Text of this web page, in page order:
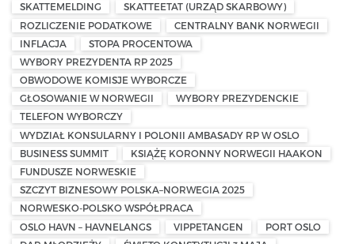
SKATTEMELDING
SKATTEETAT (URZĄD SKARBOWY)
ROZLICZENIE PODATKOWE
CENTRALNY BANK NORWEGII
INFLACJA
STOPA PROCENTOWA
WYBORY PREZYDENTA RP 2025
OBWODOWE KOMISJE WYBORCZE
GŁOSOWANIE W NORWEGII
WYBORY PREZYDENCKIE
TELEFON WYBORCZY
WYDZIAŁ KONSULARNY I POLONII AMBASADY RP W OSLO
BUSINESS SUMMIT
KSIĄŻĘ KORONNY NORWEGII HAAKON
FUNDUSZE NORWESKIE
SZCZYT BIZNESOWY POLSKA–NORWEGIA 2025
NORWESKO-POLSKO WSPÓŁPRACA
OSLO HAVN – HAVNELANGS
VIPPETANGEN
PORT OSLO